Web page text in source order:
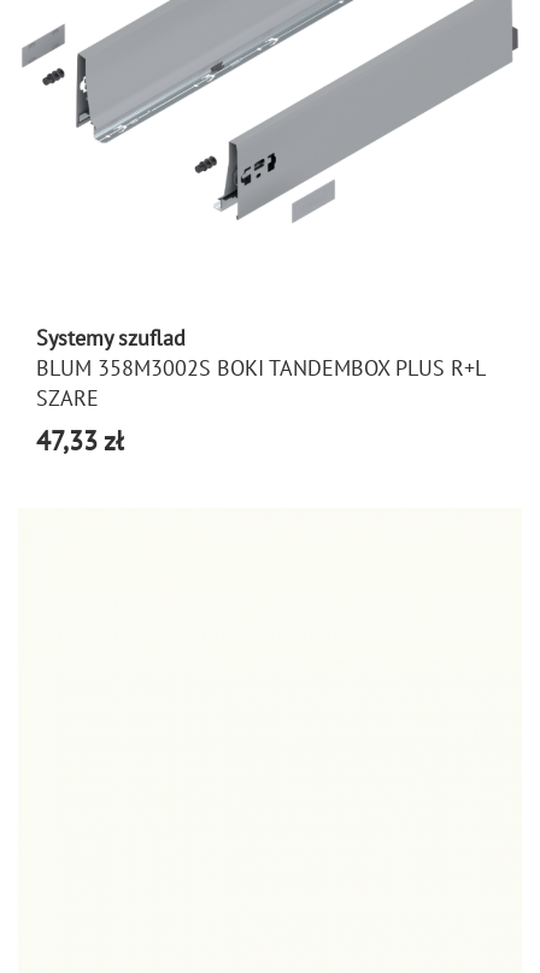
Systemy szuflad
BLUM 358M3002S BOKI TANDEMBOX PLUS R+L
SZARE
47,33 zł